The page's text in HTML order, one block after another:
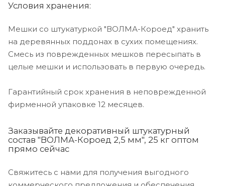
Условия хранения:
Мешки со штукатуркой "ВОЛМА-Короед" хранить
на деревянных поддонах в сухих помещениях.
Смесь из поврежденных мешков пересыпать в
целые мешки и использовать в первую очередь.
Гарантийный срок хранения в неповрежденной
фирменной упаковке 12 месяцев.
Заказывайте декоративный штукатурный
состав "ВОЛМА-Короед 2,5 мм", 25 кг оптом
прямо сейчас
Свяжитесь с нами для получения выгодного